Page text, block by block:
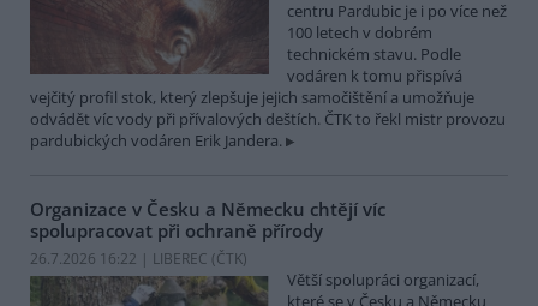
centru Pardubic je i po více než
100 letech v dobrém
technickém stavu. Podle
vodáren k tomu přispívá
vejčitý profil stok, který zlepšuje jejich samočištění a umožňuje
odvádět víc vody při přívalových deštích. ČTK to řekl mistr provozu
pardubických vodáren Erik Jandera.
Organizace v Česku a Německu chtějí víc
spolupracovat při ochraně přírody
26.7.2026 16:22 | LIBEREC (ČTK)
Větší spolupráci organizací,
které se v Česku a Německu